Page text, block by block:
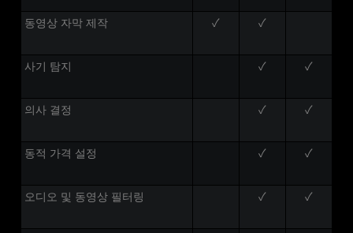
동영상 자막 제작 ✓ ✓
사기 탐지 ✓ ✓
의사 결정 ✓ ✓
동적 가격 설정 ✓ ✓
오디오 및 동영상 필터링 ✓ ✓